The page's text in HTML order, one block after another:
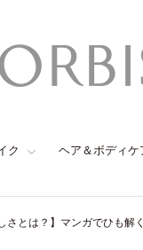
ク ヘア＆ボディケ
さとは？】マンガでひも解